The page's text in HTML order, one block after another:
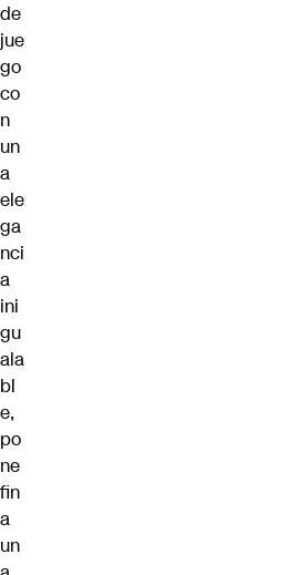
de
jue
go
co
n
un
a
ele
ga
nci
a
ini
gu
ala
bl
e,
po
ne
fin
a
un